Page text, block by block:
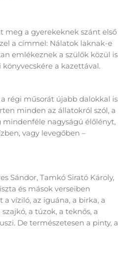
meg a gyerekeknek szánt első
a címmel: Nálatok laknak-e
emlékeznek a szülők közül is
a kazettával.
régi műsorát újabb dalokkal is
minden az állatokról szól, a
nagyságú élőlényt,
vagy levegőben –
Sándor, Tamkó Sirató Károly,
és mások verseiben
víziló, az iguána, a birka, a
a túzok, a teknős, a
De természetesen a pinty, a